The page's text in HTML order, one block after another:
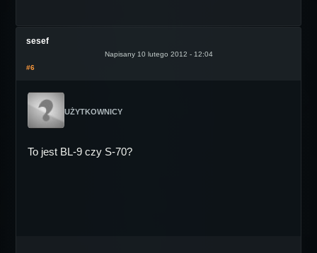
sesef
Napisany 10 lutego 2012 - 12:04
#6
UŻYTKOWNICY
To jest BL-9 czy S-70?